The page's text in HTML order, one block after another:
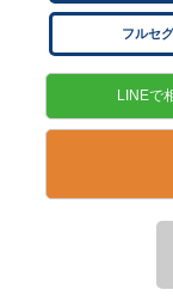
フルセ
LINEで